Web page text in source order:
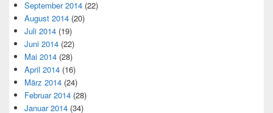
September 2014 (22)
August 2014 (20)
Juli 2014 (19)
Juni 2014 (22)
Mai 2014 (28)
April 2014 (16)
März 2014 (24)
Februar 2014 (28)
Januar 2014 (34)